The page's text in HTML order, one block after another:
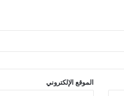
الموقع الإلكتروني